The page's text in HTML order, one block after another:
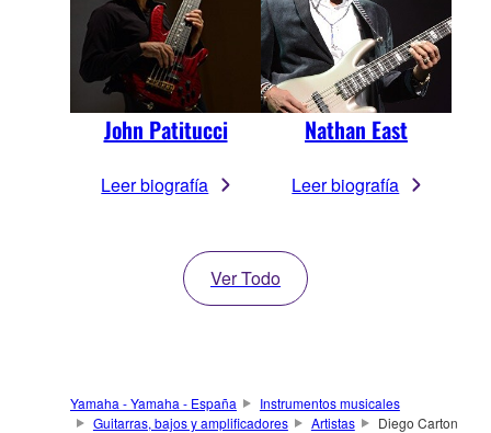
John Patitucci
Leer biografía
Nathan East
Leer biografía
Ver Todo
Yamaha - Yamaha - España
Instrumentos musicales
Guitarras, bajos y amplificadores
Artistas Diego Carton